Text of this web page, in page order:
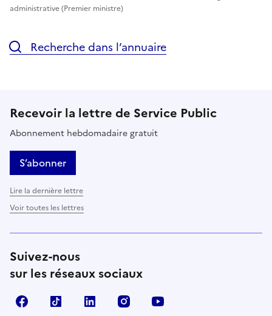
administrative (Premier ministre)
Recherche dans l’annuaire
Recevoir la lettre de Service Public
Abonnement hebdomadaire gratuit
S’abonner
Lire la dernière lettre
Voir toutes les lettres
Suivez-nous
sur les réseaux sociaux
FacebookTikTok LinkedIn Instagram